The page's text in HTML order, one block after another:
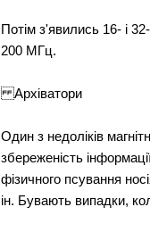
Потім з'явились 16- і
200 МГц.
Архіватори
Один з недоліків
збереженість
фізичного псування
ін. Бувають випадки,